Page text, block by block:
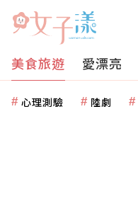
美食旅遊 愛漂亮
心理測驗 陸劇